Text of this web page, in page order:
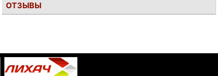
ОТЗЫВЫ